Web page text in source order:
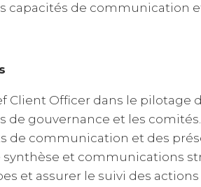
capacités de communication
Client Officer dans le pilotage
de gouvernance et les comités.
de communication et des
synthèse et communications
et assurer le suivi des